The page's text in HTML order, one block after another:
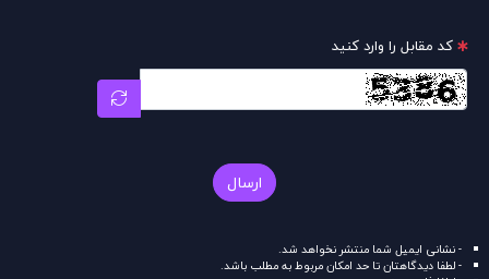
کد مقابل را وارد کنید
ارسال
- نشانی ایمیل شما منتشر نخواهد شد.
- لطفا دیدگاهتان تا حد امکان مربوط به مطلب باشد.